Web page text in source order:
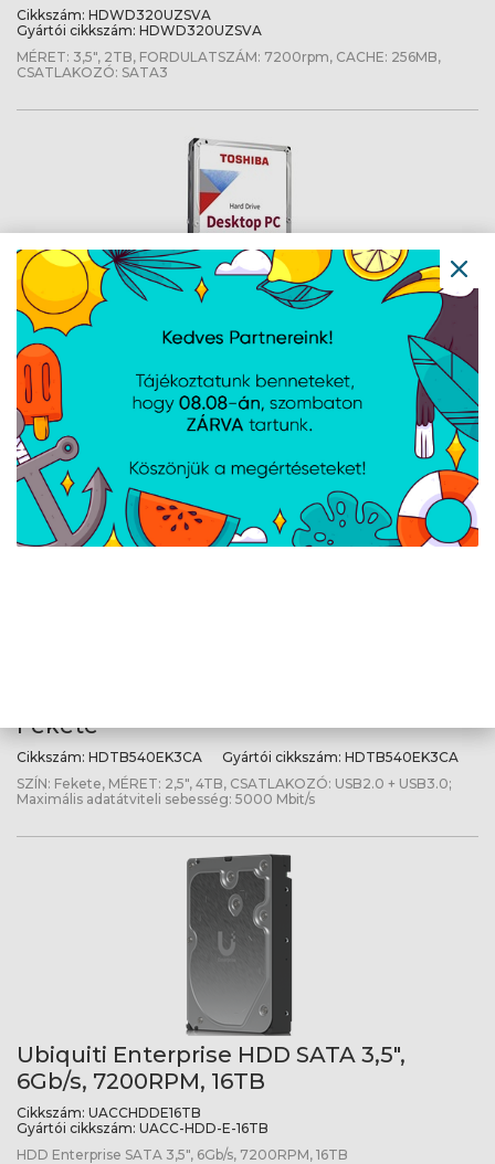
Cikkszám: HDWD320UZSVA
Gyártói cikkszám: HDWD320UZSVA
MÉRET: 3,5", 2TB, FORDULATSZÁM: 7200rpm, CACHE: 256MB,
CSATLAKOZÓ: SATA3
TOSHIBA 3,5" P300 4TB SATA3 5400rpm
128MB - HDWD240UZSVA
Cikkszám:
HDWD240UZSVA
Gyártói cikkszám:HDWD240UZSVA
MÉRET: 3,5", 4TB, FORDULATSZÁM: 5400rpm, CACHE: 128MB,
CSATLAKOZÓ: SATA3
Fekete
Cikkszám: HDTB540EK3CA Gyártói cikkszám: HDTB540EK3CA
SZÍN: Fekete, MÉRET: 2,5", 4TB, CSATLAKOZÓ: USB2.0 + USB3.0;
Maximális adatátviteli sebesség: 5000 Mbit/s
Ubiquiti Enterprise HDD SATA 3,5",
6Gb/s, 7200RPM, 16TB
Cikkszám: UACCHDDE16TB
Gyártói cikkszám: UACC-HDD-E-16TB
HDD Enterprise SATA 3,5", 6Gb/s, 7200RPM, 16TB